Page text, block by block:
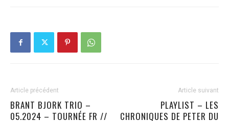
Article précédent
BRANT BJORK TRIO –
05.2024 – TOURNÉE FR //
Article suivant
PLAYLIST – LES
CHRONIQUES DE PETER DU